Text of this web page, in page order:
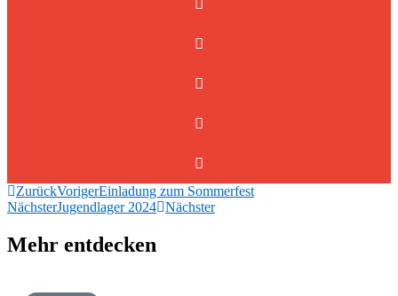
ZurückVorigerEinladung zum Sommerfest
NächsterJugendlager 2024 Nächster
Mehr entdecken